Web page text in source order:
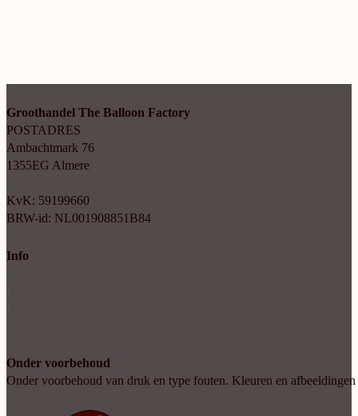
Groothandel The Balloon Factory
POSTADRES
Ambachtmark 76
1355EG Almere
KvK: 59199660
BRW-id: NL001908851B84
Info
Onder voorbehoud
Onder voorbehoud van druk en type fouten. Kleuren en